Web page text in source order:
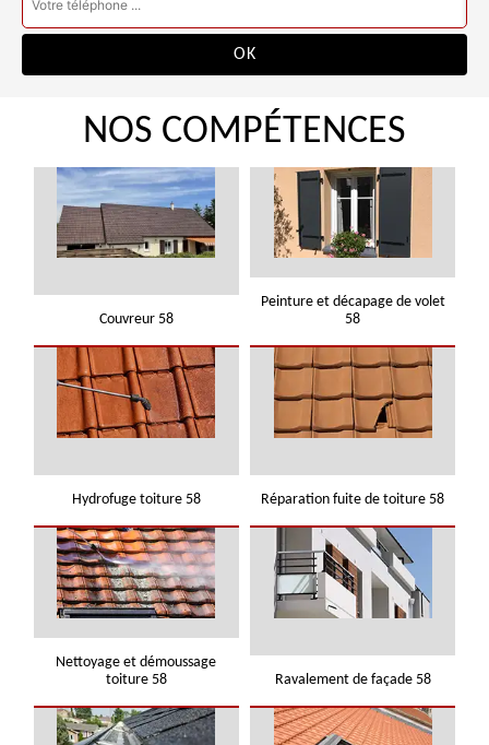
NOS COMPÉTENCES
Couvreur 58
Peinture et décapage de volet
58
Hydrofuge toiture 58 Réparation fuite de toiture 58
Nettoyage et démoussage
toiture 58
Ravalement de façade 58